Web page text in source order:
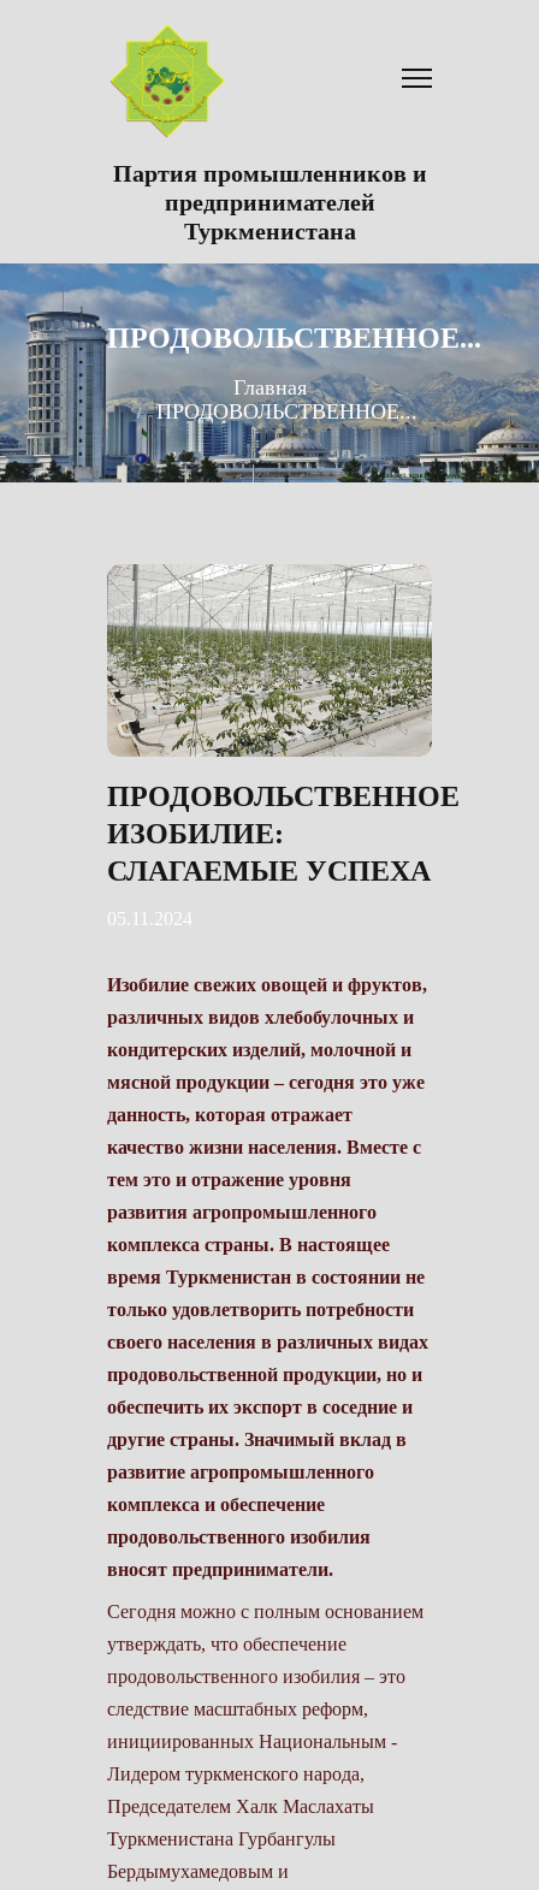
Партия промышленников и
предпринимателей
Туркменистана
ПРОДОВОЛЬСТВЕННОЕ...
Главная
ПРОДОВОЛЬСТВЕННОЕ...
ПРОДОВОЛЬСТВЕННОЕ
ИЗОБИЛИЕ:
СЛАГАЕМЫЕ УСПЕХА
05.11.2024
Изобилие свежих овощей и фруктов,
различных видов хлебобулочных и
кондитерских изделий, молочной и
мясной продукции – сегодня это уже
данность, которая отражает
качество жизни населения. Вместе с
тем это и отражение уровня
развития агропромышленного
комплекса страны. В настоящее
время Туркменистан в состоянии не
только удовлетворить потребности
своего населения в различных видах
продовольственной продукции, но и
обеспечить их экспорт в соседние и
другие страны. Значимый вклад в
развитие агропромышленного
комплекса и обеспечение
продовольственного изобилия
вносят предприниматели.
Сегодня можно с полным основанием
утверждать, что обеспечение
продовольственного изобилия – это
следствие масштабных реформ,
иниции­рованных Национальным ­
Лидером туркменского народа,
Председателем Халк Маслахаты
Туркменистана Гурбангулы
Бердымухамедовым и